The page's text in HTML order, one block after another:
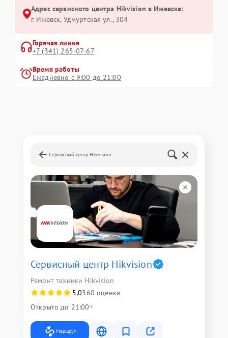
Адрес сервисного центра Hikvision в Ижевске:
г. Ижевск, Удмуртская ул., 304
Горячая линия
+7 (341) 265-07-67
Время работы
Ежедневно с 9:00 до 21:00
Сервисный центр Hikvision
Сервисный центр Hikvision
Ремонт техники Hikvision
5,0360 оценки
Открыто до 21:00
Маршрут